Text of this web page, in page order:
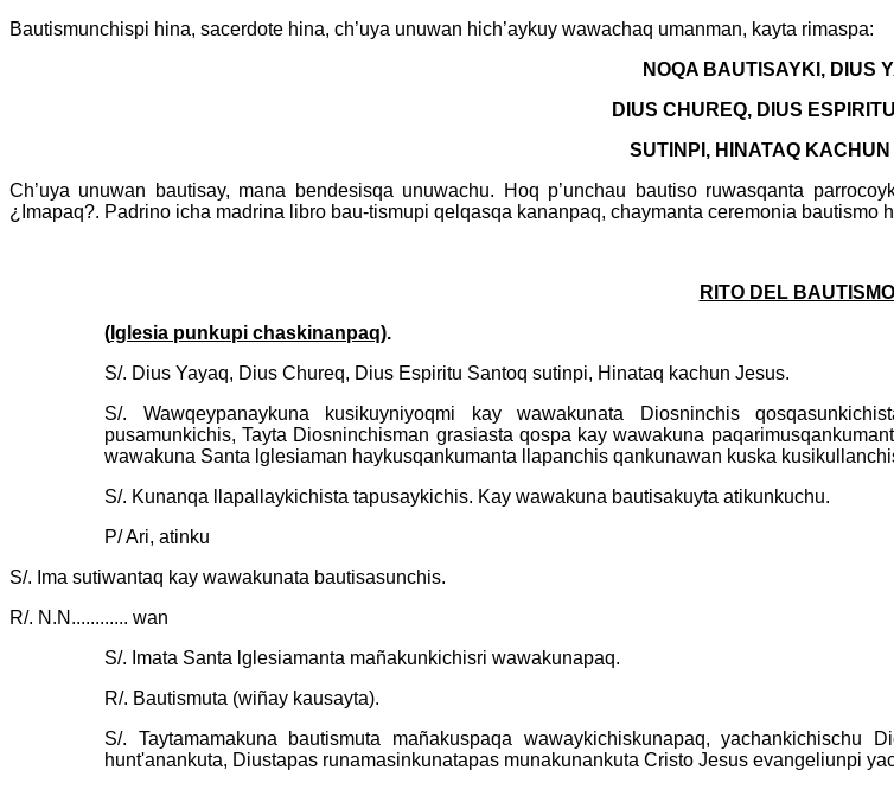
Bautismunchispi hina, sacerdote hina, ch’uya unuwan hich’aykuy wawachaq umanman, kayta rimaspa:
NOQA BAUTISAYKI, DIUS
DIUS CHUREQ, DIUS
SUTINPI, HINATAQ
Ch’uya unuwan bautisay, mana bendesisqa unuwachu. Hoq p’unchau bautiso ruwasqanta
¿Imapaq?. Padrino icha madrina libro bau-tismupi qelqasqa kananpaq, chaymanta ceremonia bautismo
RITO DEL BAUTISMO
( Iglesia punkupi chaskinanpaq).
S/. Dius Yayaq, Dius Chureq, Dius Espiritu Santoq sutinpi, Hinataq kachun Jesus.
S/. Wawqeypanaykuna kusikuyniyoqmi kay wawakunata Diosninchis
pusamunkichis, Tayta Diosninchisman grasiasta qospa kay wawakuna
wawakuna Santa lglesiaman haykusqankumanta llapanchis qankunawan kuska
S/. Kunanqa llapallaykichista tapusaykichis. Kay wawakuna bautisakuyta atikunkuchu.
P/ Ari, atinku
S/. Ima sutiwantaq kay wawakunata bautisasunchis.
R/. N.N............ wan
S/. Imata Santa lglesiamanta mañakunkichisri wawakunapaq.
R/. Bautismuta (wiñay kausayta).
S/. Taytamamakuna bautismuta mañakuspaqa wawaykichiskunapaq, yachankichischu
hunt'anankuta, Diustapas runamasinkunatapas munakunankuta Cristo Jesus evangeliunpi